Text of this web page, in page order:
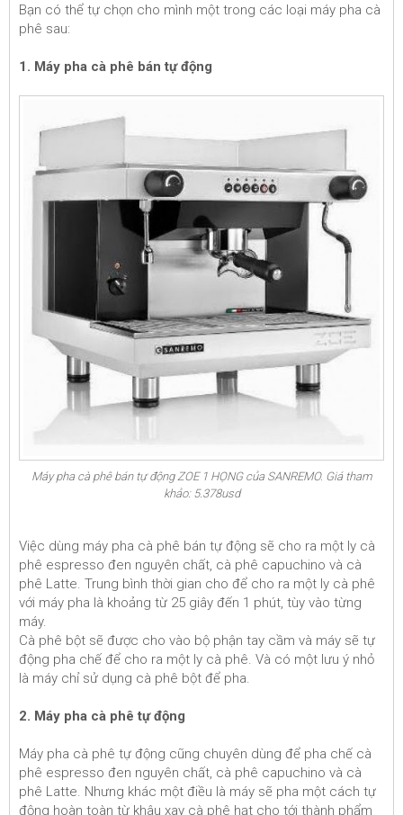
Bạn có thể tự chọn cho mình một trong các loại máy pha cà
phê sau:
1. Máy pha cà phê bán tự động
Máy pha cà phê bán tự động ZOE 1 HỌNG của SANREMO. Giá tham
khảo: 5.378usd
Việc dùng máy pha cà phê bán tự động sẽ cho ra một ly cà
phê espresso đen nguyên chất, cà phê capuchino và cà
phê Latte. Trung bình thời gian cho để cho ra một ly cà phê
với máy pha là khoảng từ 25 giây đến 1 phút, tùy vào từng
máy.
Cà phê bột sẽ được cho vào bộ phận tay cầm và máy sẽ tự
động pha chế để cho ra một ly cà phê. Và có một lưu ý nhỏ
là máy chỉ sử dụng cà phê bột để pha.
2. Máy pha cà phê tự động
Máy pha cà phê tự động cũng chuyên dùng để pha chế cà
phê espresso đen nguyên chất, cà phê capuchino và cà
phê Latte. Nhưng khác một điều là máy sẽ pha một cách tự
động hoàn toàn từ khâu xay cà phê hạt cho tới thành phẩm